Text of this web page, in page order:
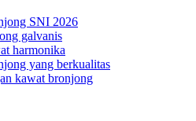
SNI 2026
galvanis
harmonika
yang berkualitas
kawat bronjong